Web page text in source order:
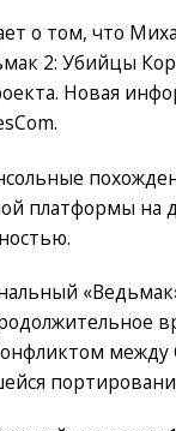
о том, что
2: Убийцы
Новая
платформы на
между